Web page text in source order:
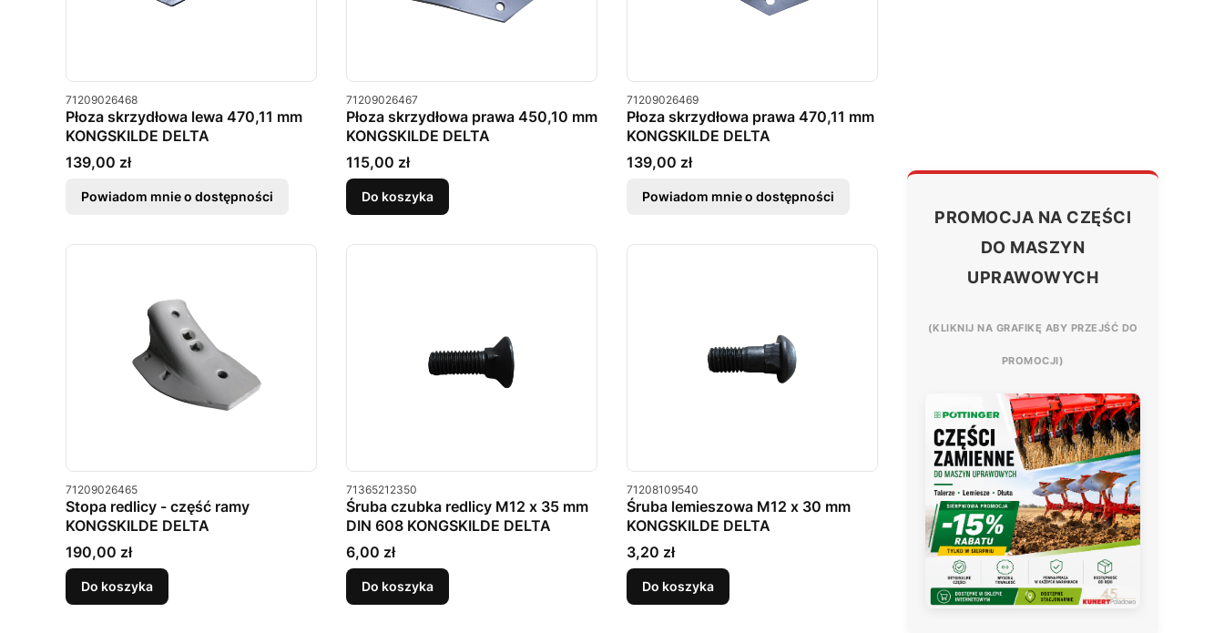
Kod produktu
71209026468
Płoza skrzydłowa lewa 470,11 mm
KONGSKILDE DELTA
Cena
139,00 zł
Powiadom mnie o dostępności
Kod produktu
71209026467
Płoza skrzydłowa prawa 450,10 mm
KONGSKILDE DELTA
Cena
115,00 zł
Do koszyka
Kod produktu
71209026469
Płoza skrzydłowa prawa 470,11 mm
KONGSKILDE DELTA
Cena
139,00 zł
Powiadom mnie o dostępności
Kod produktu
71209026465
Stopa redlicy - część ramy
KONGSKILDE DELTA
Cena
190,00 zł
Do koszyka
Kod produktu
71365212350
Śruba czubka redlicy M12 x 35 mm
DIN 608 KONGSKILDE DELTA
Cena
6,00 zł
Do koszyka
Kod produktu
71208109540
Śruba lemieszowa M12 x 30 mm
KONGSKILDE DELTA
Cena
3,20 zł
Do koszyka
PROMOCJA NA CZĘŚCI
DO MASZYN
UPRAWOWYCH
(KLIKNIJ NA GRAFIKĘ ABY PRZEJŚĆ DO
PROMOCJI)